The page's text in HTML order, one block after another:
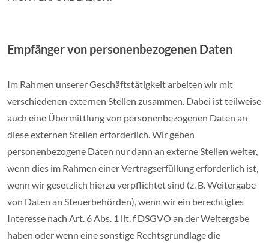
Empfänger von personenbezogenen Daten
Im Rahmen unserer Geschäftstätigkeit arbeiten wir mit
verschiedenen externen Stellen zusammen. Dabei ist teilweise
auch eine Übermittlung von personenbezogenen Daten an
diese externen Stellen erforderlich. Wir geben
personenbezogene Daten nur dann an externe Stellen weiter,
wenn dies im Rahmen einer Vertragserfüllung erforderlich ist,
wenn wir gesetzlich hierzu verpflichtet sind (z. B. Weitergabe
von Daten an Steuerbehörden), wenn wir ein berechtigtes
Interesse nach Art. 6 Abs. 1 lit. f DSGVO an der Weitergabe
haben oder wenn eine sonstige Rechtsgrundlage die